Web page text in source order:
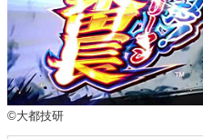
©大都技研